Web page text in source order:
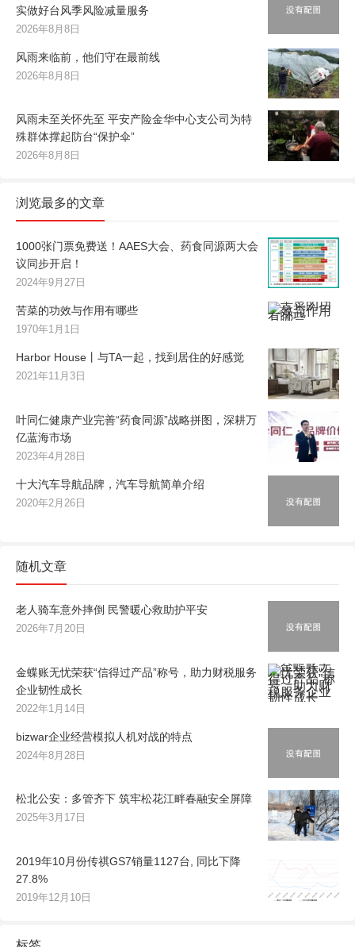
实做好台风季风险减量服务
2026年8月8日
风雨来临前，他们守在最前线
2026年8月8日
风雨未至关怀先至 平安产险金华中心支公司为特
殊群体撑起防台“保护伞”
2026年8月8日
浏览最多的文章
1000张门票免费送！AAES大会、药食同源两大会
议同步开启！
2024年9月27日
苦菜的功效与作用有哪些
1970年1月1日
Harbor House丨与TA一起，找到居住的好感觉
2021年11月3日
叶同仁健康产业完善“药食同源”战略拼图，深耕万
亿蓝海市场
2023年4月28日
十大汽车导航品牌，汽车导航简单介绍
2020年2月26日
随机文章
老人骑车意外摔倒 民警暖心救助护平安
2026年7月20日
金蝶账无忧荣获“信得过产品”称号，助力财税服务
企业韧性成长
2022年1月14日
bizwar企业经营模拟人机对战的特点
2024年8月28日
松北公安：多管齐下 筑牢松花江畔春融安全屏障
2025年3月17日
2019年10月份传祺GS7销量1127台, 同比下降
27.8%
2019年12月10日